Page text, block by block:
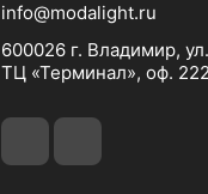
info@modalight.ru
600026 г. Владимир,
ТЦ «Терминал», оф. 222